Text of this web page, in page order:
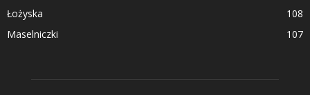
Łożyska
108
Maselniczki
107